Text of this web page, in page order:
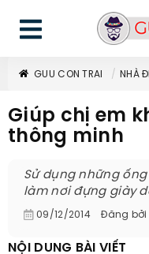
GUU CON TRAI NHÀ
Giúp chị em
thông minh
Sử dụng những
làm nơi đựng giày
09/12/2014 Đăng bởi
NỘI DUNG BÀI VIẾT